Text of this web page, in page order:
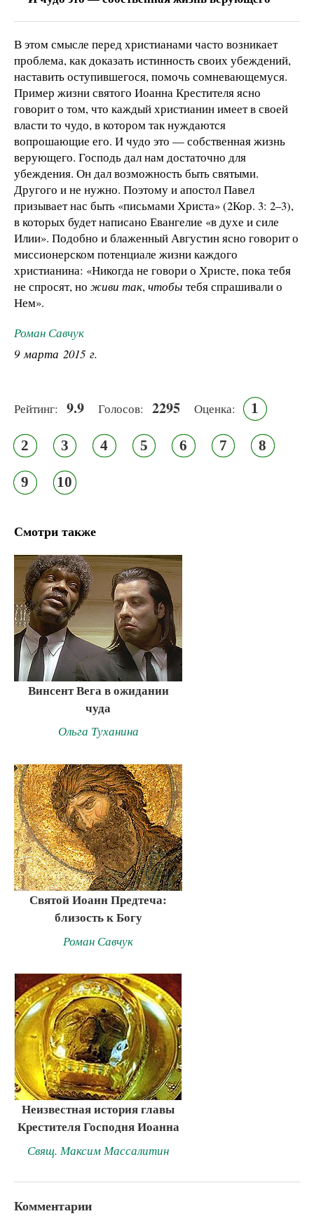
В этом смысле перед христианами часто возникает
проблема, как доказать истинность своих убеждений,
наставить оступившегося, помочь сомневающемуся.
Пример жизни святого Иоанна Крестителя ясно
говорит о том, что каждый христианин имеет в своей
власти то чудо, в котором так нуждаются
вопрошающие его. И чудо это — собственная жизнь
верующего. Господь дал нам достаточно для
убеждения. Он дал возможность быть святыми.
Другого и не нужно. Поэтому и апостол Павел
призывает нас быть «письмами Христа» (2Кор. 3: 2–3),
в которых будет написано Евангелие «в духе и силе
Илии». Подобно и блаженный Августин ясно говорит о
миссионерском потенциале жизни каждого
христианина: «Никогда не говори о Христе, пока тебя
не спросят, но живи так,чтобы тебя спрашивали о
Нем».
Роман Савчук
9 марта 2015 г.
Рейтинг: 9.9 Голосов: 2295 Оценка: 1
2 3 4 5 6 7 8
9 10
Смотри также
Винсент Вега в ожидании
чуда
Ольга Туханина
Святой Иоанн Предтеча:
близость к Богу
Роман Савчук
Неизвестная история главы
Крестителя Господня Иоанна
Свящ. Максим Массалитин
Комментарии